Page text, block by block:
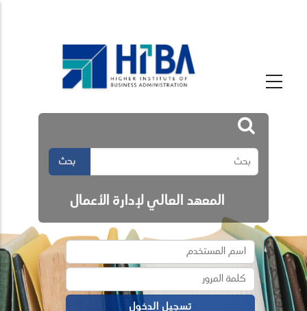
بحث
المعهد العالي لإدارة الأعمال